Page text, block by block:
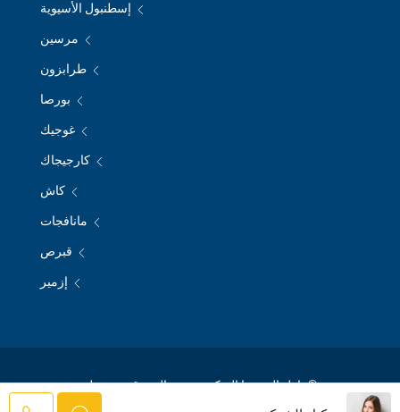
إسطنبول الأسيوية
مرسين
طرابزون
بورصا
غوجيك
كارجيجاك
كاش
مانافجات
قبرص
إزمير
© نازل الريفيرا التركية - جميع الحقوق محفوظة